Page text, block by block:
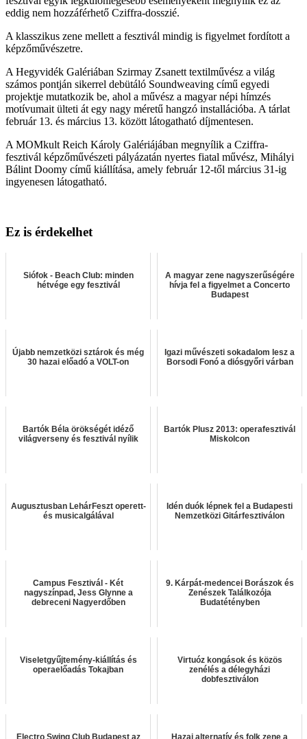
eddig nem hozzáférhető Cziffra-dosszié.
A klasszikus zene mellett a fesztivál mindig is figyelmet fordított a
képzőművészetre.
A Hegyvidék Galériában Szirmay Zsanett textilművész a világ
számos pontján sikerrel debütáló Soundweaving című egyedi
projektje mutatkozik be, ahol a művész a magyar népi hímzés
motívumait ülteti át egy nagy méretű hangzó installációba. A tárlat
február 13. és március 13. között látogatható díjmentesen.
A MOMkult Reich Károly Galériájában megnyílik a Cziffra-
fesztivál képzőművészeti pályázatán nyertes fiatal művész, Mihályi
Bálint Doomy című kiállítása, amely február 12-től március 31-ig
ingyenesen látogatható.
Ez is érdekelhet
Siófok - Beach Club: minden
hétvége egy fesztivál
A magyar zene nagyszerűségére
hívja fel a figyelmet a Concerto
Budapest
Újabb nemzetközi sztárok és még
30 hazai előadó a VOLT-on
Igazi művészeti sokadalom lesz a
Borsodi Fonó a diósgyőri várban
Bartók Béla örökségét idéző
világverseny és fesztivál nyílik
Bartók Plusz 2013: operafesztivál
Miskolcon
Augusztusban LehárFeszt operett-
és musicalgálával
Idén duók lépnek fel a Budapesti
Nemzetközi Gitárfesztiválon
Campus Fesztivál - Két
nagyszínpad, Jess Glynne a
debreceni Nagyerdőben
9. Kárpát-medencei Borászok és
Zenészek Találkozója
Budatétényben
Viseletgyűjtemény-kiállítás és
operaelőadás Tokajban
Virtuóz kongások és közös
zenélés a délegyházi
dobfesztiválon
Electro Swing Club Budapest az Hazai alternatív és folk zene a